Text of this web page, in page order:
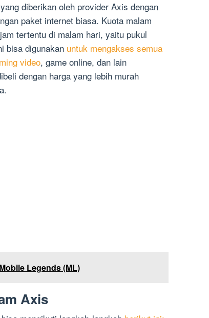
diberikan oleh provider Axis dengan
paket internet biasa. Kuota malam
tertentu di malam hari, yaitu pukul
bisa digunakan untuk mengakses semua
video, game online, dan lain
dengan harga yang lebih murah
Legends (ML)
Axis